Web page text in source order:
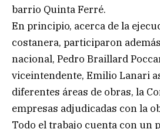
barrio Quinta Ferré.
En principio, acerca de la
costanera, participaron
nacional, Pedro Braillard
viceintendente, Emilio Lanari
diferentes áreas de obras, la
empresas adjudicadas con la
Todo el trabajo cuenta con un